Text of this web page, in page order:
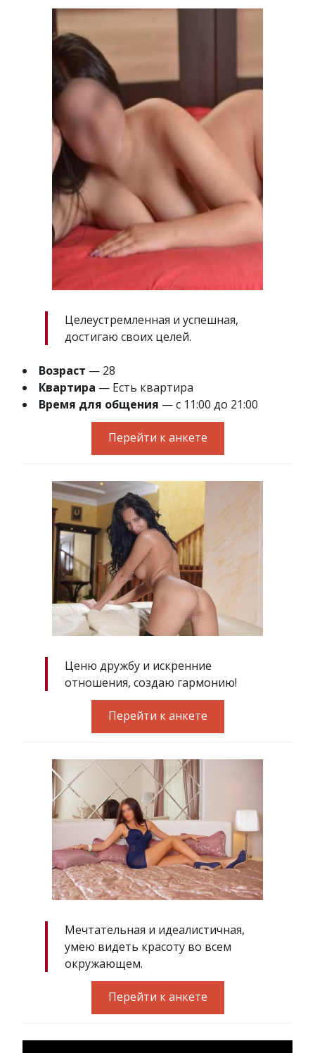
Целеустремленная и успешная,
достигаю своих целей.
Возраст — 28
Квартира — Есть квартира
Время для общения — с 11:00 до 21:00
Перейти к анкете
Ценю дружбу и искренние
отношения, создаю гармонию!
Перейти к анкете
Мечтательная и идеалистичная,
умею видеть красоту во всем
окружающем.
Перейти к анкете